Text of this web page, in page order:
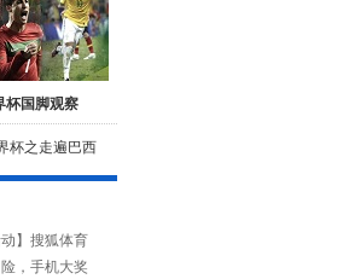
杯国脚观察
杯之走遍巴西
动】搜狐体育
，手机大奖